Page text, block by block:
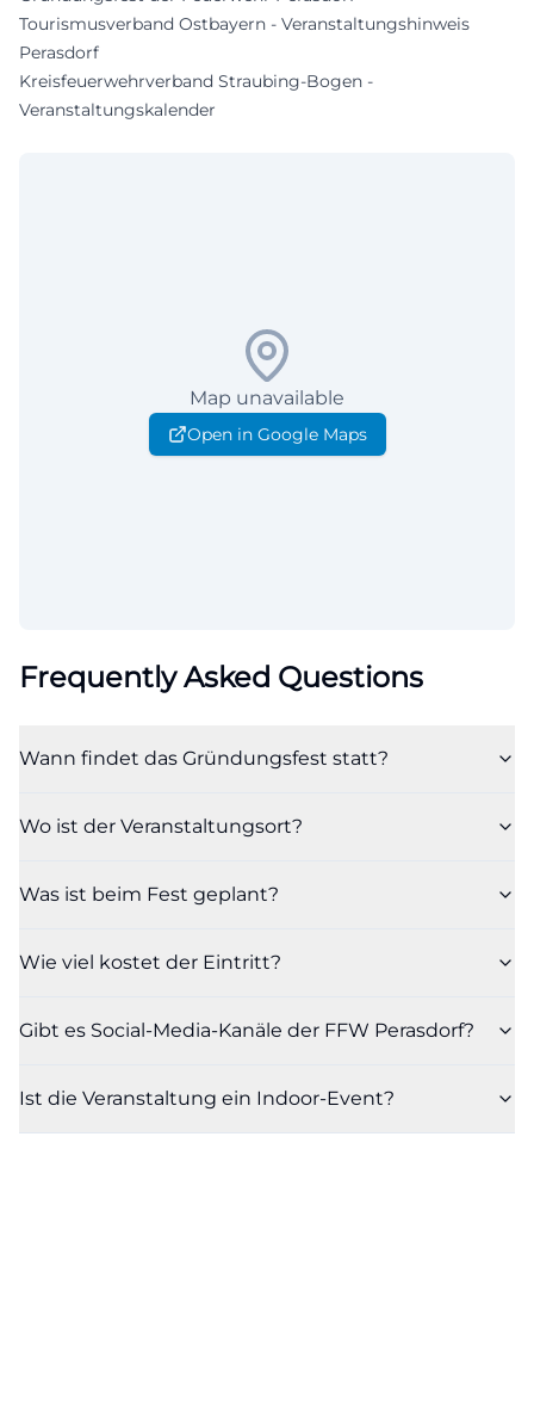
Tourismusverband Ostbayern - Veranstaltungshinweis
Perasdorf
Kreisfeuerwehrverband Straubing-Bogen -
Veranstaltungskalender
Map unavailable
Open in Google Maps
Frequently Asked Questions
Wann findet das Gründungsfest statt?
Wo ist der Veranstaltungsort?
Was ist beim Fest geplant?
Wie viel kostet der Eintritt?
Gibt es Social-Media-Kanäle der FFW Perasdorf?
Ist die Veranstaltung ein Indoor-Event?